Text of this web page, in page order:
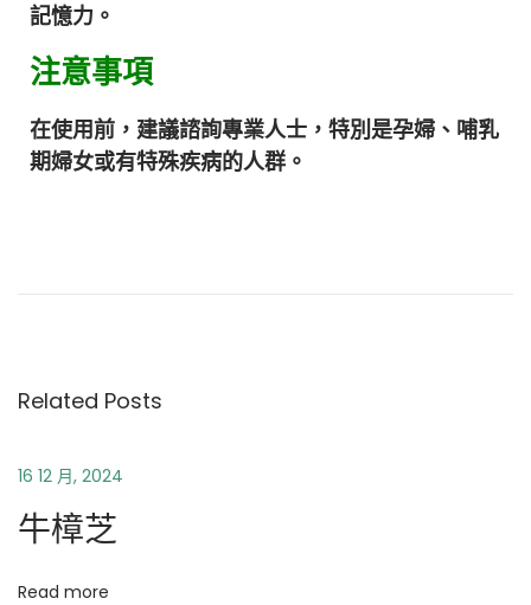
記憶力。
注意事項
在使用前，建議諮詢專業人士，特別是孕婦、哺乳
期婦女或有特殊疾病的人群。
Related Posts
16 12 月, 2024
牛樟芝
Read more